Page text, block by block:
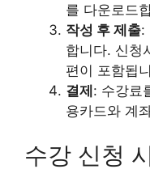
를 다운로드
작성 후 제출:
합니다. 신청
편이 포함됩
결제: 수강료
용카드와 계
수강 신청